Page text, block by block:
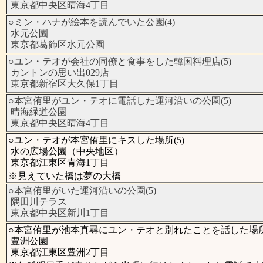
東京都中央区晴海4丁目
○ミン・ハナが絵本を読んでいた公園(4)
水元公園
東京都葛飾区水元公園
○ユン・テオが会社の同僚と食事をした韓国料理店(5)
カントンの思い出029店
東京都新宿区大久保1丁目
○本宮侑里がユン・テオに電話した運河沿いの公園(5)
晴海緑道公園
東京都中央区晴海4丁目
○ユン・テオが本宮侑里にキスした場所(5)
水の広場公園（中央地区）
東京都江東区青海1丁目
※見えていた橋は夢の大橋
○本宮侑里がいた運河沿いの公園(5)
隅田川テラス
東京都中央区新川1丁目
○本宮侑里が池本真尋にユン・テオと別れたことを話した場
豊洲公園
東京都江東区豊洲2丁目